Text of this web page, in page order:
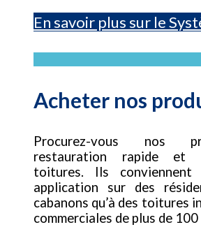
En savoir plus sur le
Acheter nos
Procurez-vous nos
restauration rapide et
toitures. Ils
application sur des
cabanons qu’à des toitures
commerciales de plus de